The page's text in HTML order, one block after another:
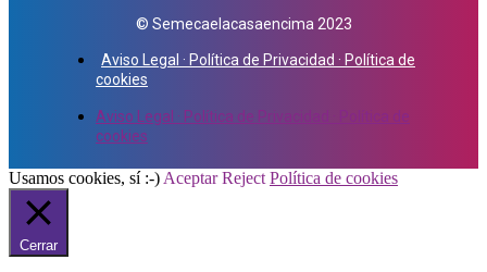
© Semecaelacasaencima 2023
Aviso Legal · Política de Privacidad · Política de
cookies
Aviso Legal · Política de Privacidad · Política de
cookies
Usamos cookies, sí :-)Aceptar Reject Política de cookies
Cerrar